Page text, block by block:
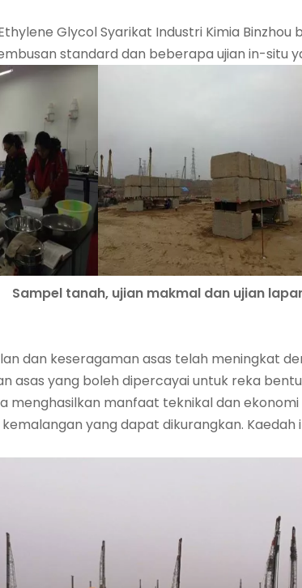
Glycol Syarikat Industri Kimia
standard dan beberapa ujian in-situ
Sampel tanah, ujian makmal dan ujian
dan keseragaman asas telah meningkat
asas yang boleh dipercayai untuk reka
menghasilkan manfaat teknikal dan
yang dapat dikurangkan.